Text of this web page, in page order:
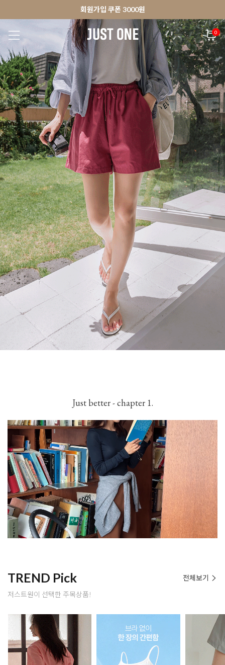
앱 다운로드 10% 할인쿠폰
🚀오늘출발상품 당일발송 배송중
회원가입 쿠폰 3000원
앱 다운로드 10% 할인쿠폰
0
NEW 7% BEST 🚀오늘출발 MADE . J 상의 팬츠
Just better - chapter 1.
TREND Pick
저스트원이 선택한 주목상품!
전체보기